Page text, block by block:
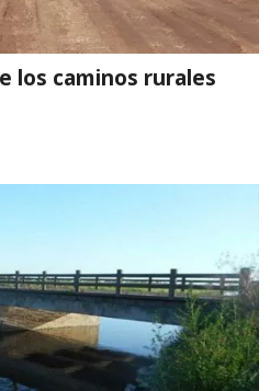
los caminos rurales